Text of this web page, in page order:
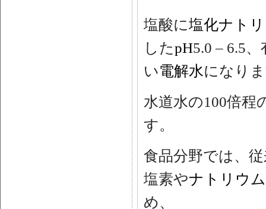
塩酸に塩化ナト
したpH5.0 – 6.5、
い電解水になり
水道水の100倍程
す。
食品分野では、
塩素やナトリウム
め、